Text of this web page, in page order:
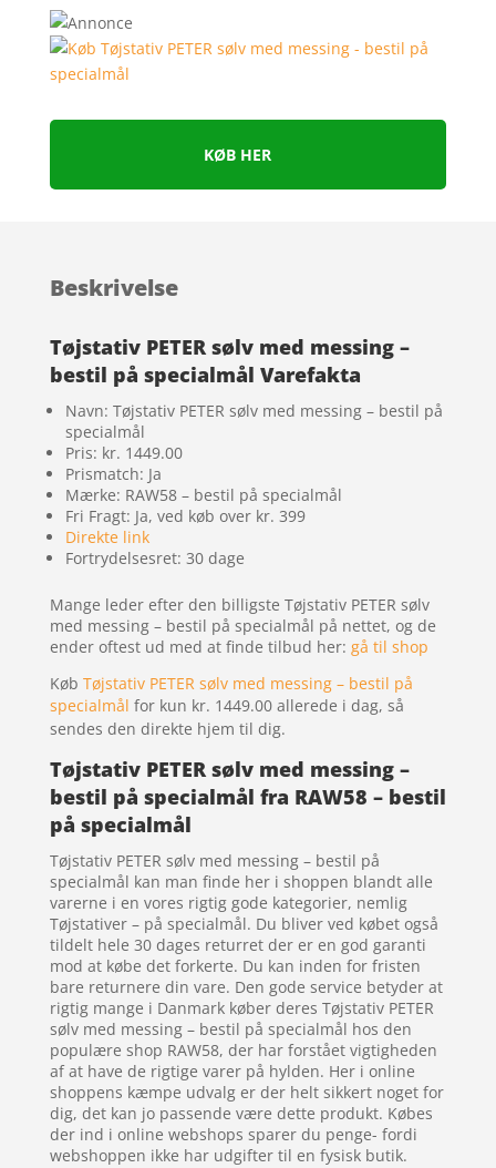
KØB HER
Beskrivelse
Tøjstativ PETER sølv med messing –
bestil på specialmål Varefakta
Navn: Tøjstativ PETER sølv med messing – bestil på
specialmål
Pris: kr. 1449.00
Prismatch: Ja
Mærke: RAW58 – bestil på specialmål
Fri Fragt: Ja, ved køb over kr. 399
Direkte link
Fortrydelsesret: 30 dage
Mange leder efter den billigste Tøjstativ PETER sølv
med messing – bestil på specialmål på nettet, og de
ender oftest ud med at finde tilbud her: gå til shop
Køb Tøjstativ PETER sølv med messing – bestil på
specialmål for kun kr. 1449.00 allerede i dag, så
sendes den direkte hjem til dig.
Tøjstativ PETER sølv med messing –
bestil på specialmål fra RAW58 – bestil
på specialmål
Tøjstativ PETER sølv med messing – bestil på
specialmål kan man finde her i shoppen blandt alle
varerne i en vores rigtig gode kategorier, nemlig
Tøjstativer – på specialmål. Du bliver ved købet også
tildelt hele 30 dages returret der er en god garanti
mod at købe det forkerte. Du kan inden for fristen
bare returnere din vare. Den gode service betyder at
rigtig mange i Danmark køber deres Tøjstativ PETER
sølv med messing – bestil på specialmål hos den
populære shop RAW58, der har forstået vigtigheden
af at have de rigtige varer på hylden. Her i online
shoppens kæmpe udvalg er der helt sikkert noget for
dig, det kan jo passende være dette produkt. Købes
der ind i online webshops sparer du penge- fordi
webshoppen ikke har udgifter til en fysisk butik.